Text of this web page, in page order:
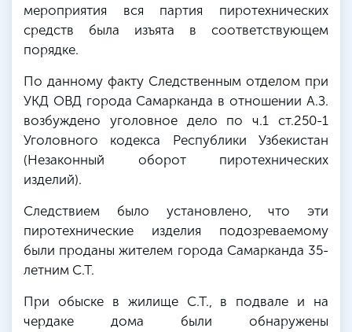
мероприятия вся партия пиротехнических
средств была изъята в соответствующем
порядке.
По данному факту Следственным отделом при
УКД ОВД города Самарканда в отношении А.З.
возбуждено уголовное дело по ч.1 ст.250-1
Уголовного кодекса Республики Узбекистан
(Незаконный оборот пиротехнических
изделий).
Следствием было установлено, что эти
пиротехнические изделия подозреваемому
были проданы жителем города Самарканда 35-
летним С.Т.
При обыске в жилище С.Т., в подвале и на
чердаке дома были обнаружены